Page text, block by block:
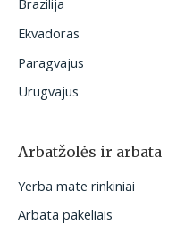
Brazilija
Ekvadoras
Paragvajus
Urugvajus
Arbatžolės ir arbata
Yerba mate rinkiniai
Arbata pakeliais